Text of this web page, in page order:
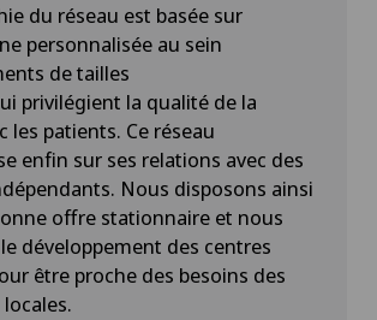
du réseau est basée sur
personnalisée au sein
de tailles
privilégient la qualité de la
les patients. Ce réseau
enfin sur ses relations avec des
Nous disposons ainsi
offre stationnaire et nous
développement des centres
être proche des besoins des